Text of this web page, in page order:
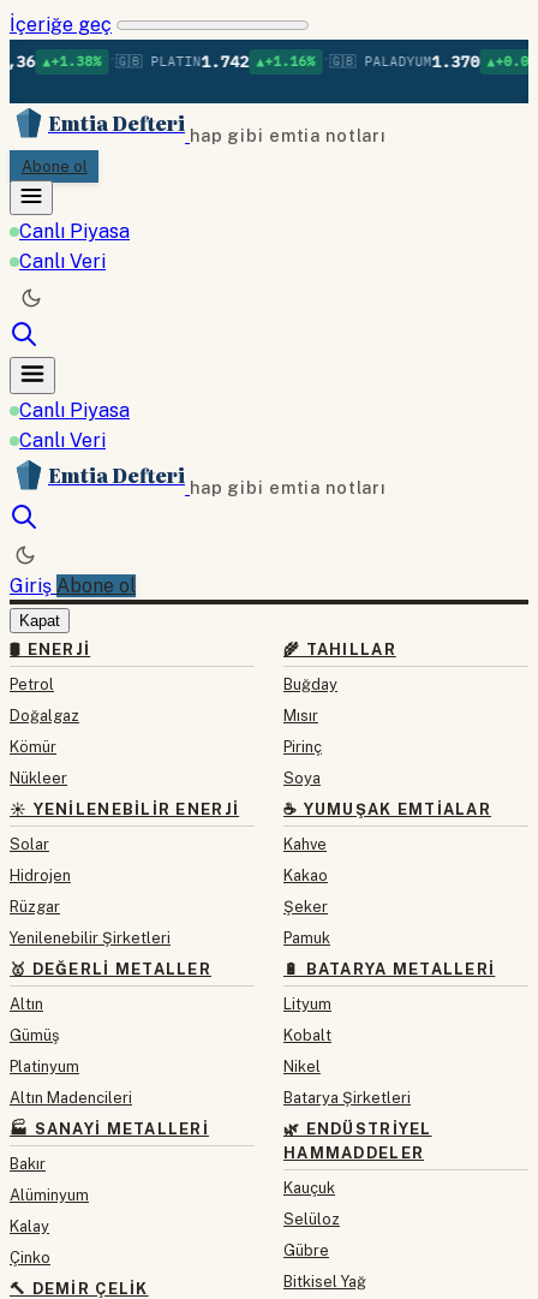
İçeriğe geç
• 🇬🇧 PLATIN1.742 ▲+1.16% • 🇬🇧 PALADYUM 1.370 ▲+0.09% • 🇬🇧
Emtia Defteri hap gibi emtia notları
Abone ol
Canlı Piyasa
Canlı Veri
Canlı Piyasa
Canlı Veri
Emtia Defteri hap gibi emtia notları
Giriş Abone ol
Kapat
🛢 ENERJI
Petrol
Doğalgaz
Kömür
Nükleer
☀️ YENILENEBILIR ENERJI
Solar
Hidrojen
Rüzgar
Yenilenebilir Şirketleri
🥇 DEĞERLI METALLER
Altın
Gümüş
Platinyum
Altın Madencileri
🏭 SANAYI METALLERI
Bakır
Alüminyum
Kalay
Çinko
🔨 DEMIR ÇELIK
🌾 TAHILLAR
Buğday
Mısır
Pirinç
Soya
☕ YUMUŞAK EMTIALAR
Kahve
Kakao
Şeker
Pamuk
🔋 BATARYA METALLERI
Lityum
Kobalt
Nikel
Batarya Şirketleri
🌿 ENDÜSTRIYEL
HAMMADDELER
Kauçuk
Selüloz
Gübre
Bitkisel Yağ